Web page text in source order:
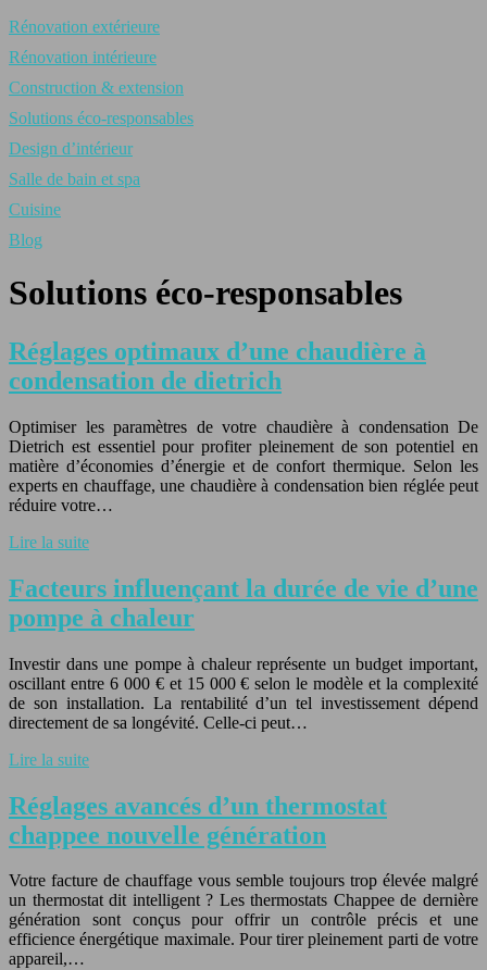
Rénovation extérieure
Rénovation intérieure
Construction & extension
Solutions éco-responsables
Design d’intérieur
Salle de bain et spa
Cuisine
Blog
Solutions éco-responsables
Réglages optimaux d’une chaudière à
condensation de dietrich
Optimiser les paramètres de votre chaudière à condensation De
Dietrich est essentiel pour profiter pleinement de son potentiel en
matière d’économies d’énergie et de confort thermique. Selon les
experts en chauffage, une chaudière à condensation bien réglée peut
réduire votre…
Lire la suite
Facteurs influençant la durée de vie d’une
pompe à chaleur
Investir dans une pompe à chaleur représente un budget important,
oscillant entre 6 000 € et 15 000 € selon le modèle et la complexité
de son installation. La rentabilité d’un tel investissement dépend
directement de sa longévité. Celle-ci peut…
Lire la suite
Réglages avancés d’un thermostat
chappee nouvelle génération
Votre facture de chauffage vous semble toujours trop élevée malgré
un thermostat dit intelligent ? Les thermostats Chappee de dernière
génération sont conçus pour offrir un contrôle précis et une
efficience énergétique maximale. Pour tirer pleinement parti de votre
appareil,…